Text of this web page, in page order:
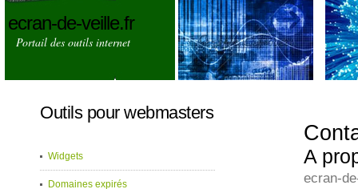
ecran-de-veille.fr
Portail des outils internet
A
ecran-
Outils pour webmasters
Widgets
Domaines expirés